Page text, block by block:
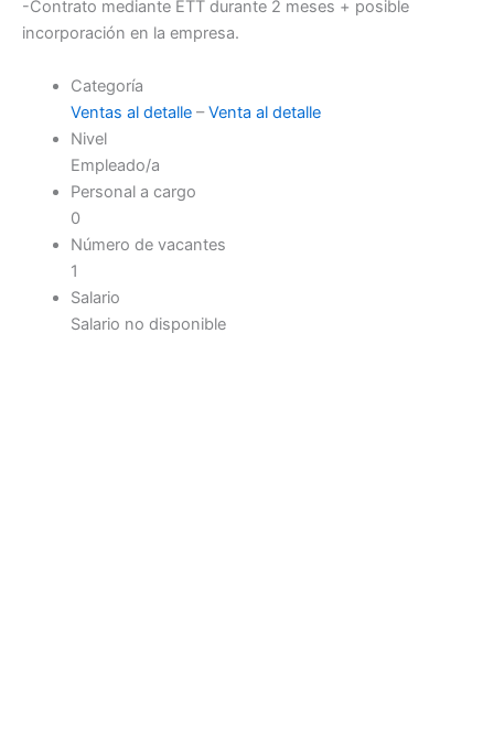
-Contrato mediante ETT durante 2 meses + posible
incorporación en la empresa.
Categoría
Ventas al detalle–Venta al detalle
Nivel
Empleado/a
Personal a cargo
0
Número de vacantes
1
Salario
Salario no disponible